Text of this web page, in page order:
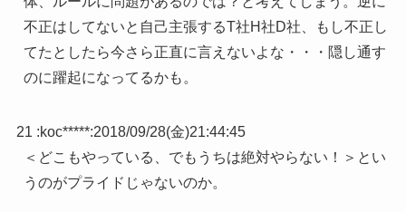
不正はしてないと自己主張するT社H社D社、もし不正し
てたとしたら今さら正直に言えないよな・・・隠し通す
のに躍起になってるかも。
21 :koc*****:2018/09/28(金)21:44:45
＜どこもやっている、でもうちは絶対やらない！＞とい
うのがプライドじゃないのか。